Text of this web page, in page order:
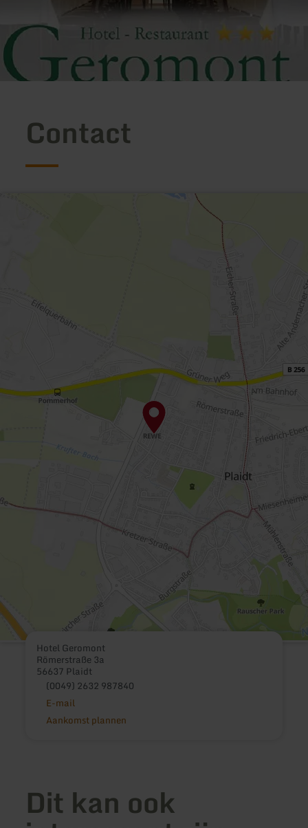
Contact
Hotel Geromont
Römerstraße 3a
56637 Plaidt
(0049) 2632 987840
E-mail
Aankomst plannen
Dit kan ook